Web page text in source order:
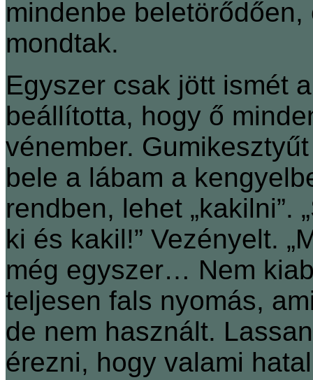
mindenbe
mondtak.
Egyszer csak jött ismét
beállította, hogy ő
vénember.
bele a lábam a
rendben, lehet „kakilni”.
ki és kakil!” Vezényelt.
még egyszer… Nem
teljesen fals nyomás,
de nem használt.
érezni, hogy valami